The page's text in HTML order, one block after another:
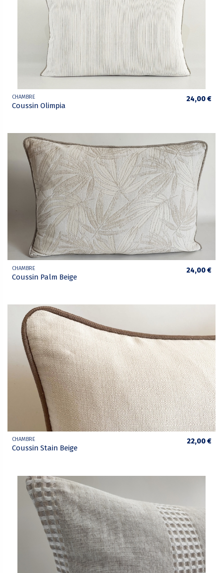
CHAMBRE
Coussin Olimpia
24,00 €
CHAMBRE
Coussin Palm Beige
24,00 €
CHAMBRE
Coussin Stain Beige
22,00 €